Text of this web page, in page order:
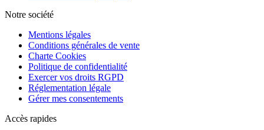
Notre société
Mentions légales
Conditions générales de vente
Charte Cookies
Politique de confidentialité
Exercer vos droits RGPD
Réglementation légale
Gérer mes consentements
Accès rapides